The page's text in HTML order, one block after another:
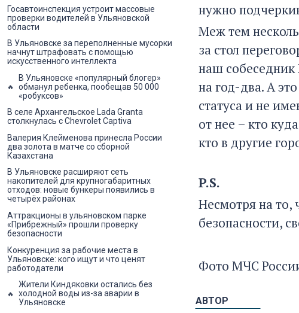
нужно
Меж тем
за стол
наш собеседник
на год-два. А
статуса и не
от нее – кто
кто в другие
P.S.
Несмотря на то,
безопасности,
Фото МЧС
АВТОР
Госавтоинспекция устроит массовые
проверки водителей в Ульяновской
области
В Ульяновске за переполненные мусорки
начнут штрафовать с помощью
искусственного интеллекта
В Ульяновске «популярный блогер»
обманул ребенка, пообещав 50 000
«робуксов»
В селе Архангельское Lada Granta
столкнулась с Chevrolet Captiva
Валерия Клейменова принесла России
два золота в матче со сборной
Казахстана
В Ульяновске расширяют сеть
накопителей для крупногабаритных
отходов: новые бункеры появились в
четырёх районах
Аттракционы в ульяновском парке
«Прибрежный» прошли проверку
безопасности
Конкуренция за рабочие места в
Ульяновске: кого ищут и что ценят
работодатели
Жители Киндяковки остались без
холодной воды из-за аварии в
Ульяновске